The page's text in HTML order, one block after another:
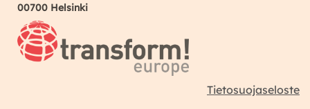
00700 Helsinki
Tietosuojaseloste